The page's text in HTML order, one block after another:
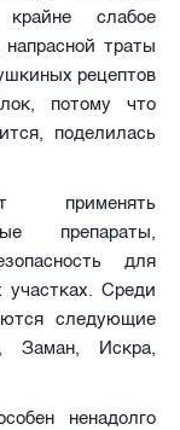
слабое
траты
рецептов
потому что
поделилась
применять
препараты,
для
участках. Среди
следующие
Заман, Искра,
ненадолго